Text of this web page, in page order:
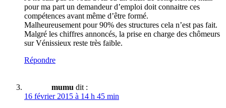
pour ma part un demandeur d’emploi doit connaitre ces
compétences avant même d’être formé.
Malheureusement pour 90% des structures cela n’est pas fait.
Malgré les chiffres annoncés, la prise en charge des chômeurs
sur Vénissieux reste très faible.
Répondre
mumu dit :
16 février 2015 à 14 h 45 min